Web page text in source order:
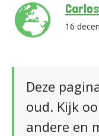
Carlos
16
Deze
oud. Kijk
andere en